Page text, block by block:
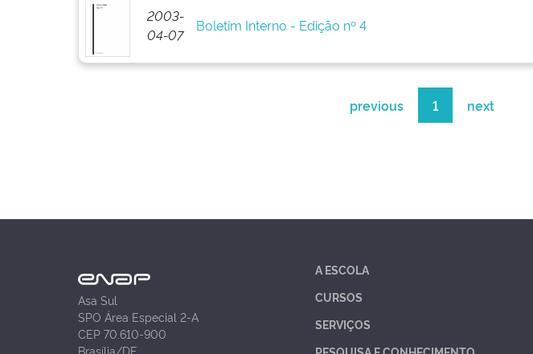
2003-
04-07
Boletim Interno - Edição nº 4
previous 1 next
Asa Sul
SPO Área Especial 2-A
CEP 70.610-900
Brasília/DF
A ESCOLA
CURSOS
SERVIÇOS